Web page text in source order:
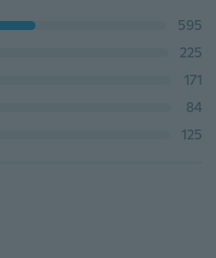
595
225
171
84
125